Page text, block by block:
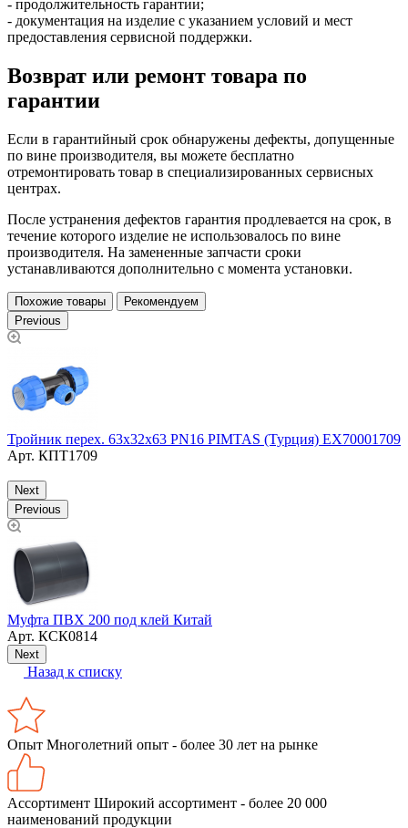
- продолжительность гарантии;
- документация на изделие с указанием условий и мест
предоставления сервисной поддержки.
Возврат или ремонт товара по
гарантии
Если в гарантийный срок обнаружены дефекты, допущенные
по вине производителя, вы можете бесплатно
отремонтировать товар в специализированных сервисных
центрах.
После устранения дефектов гарантия продлевается на срок, в
течение которого изделие не использовалось по вине
производителя. На замененные запчасти сроки
устанавливаются дополнительно с момента установки.
Похожие товары
Рекомендуем
Previous
Тройник перех. 63х32х63 PN16 PIMTAS (Турция) EX70001709
Арт. КПТ1709
Next
Previous
Муфта ПВХ 200 под клей Китай
Арт. КСК0814
Next
Назад к списку
Опыт Многолетний опыт - более 30 лет на рынке
Ассортимент Широкий ассортимент - более 20 000
наименований продукции